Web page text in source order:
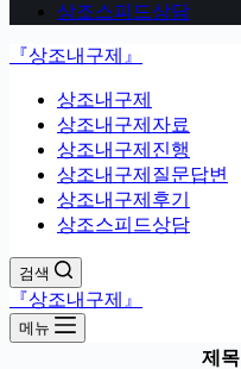
상조스피드상담
『상조내구제』
상조내구제
상조내구제자료
상조내구제진행
상조내구제질문답변
상조내구제후기
상조스피드상담
검색
『상조내구제』
메뉴
제목